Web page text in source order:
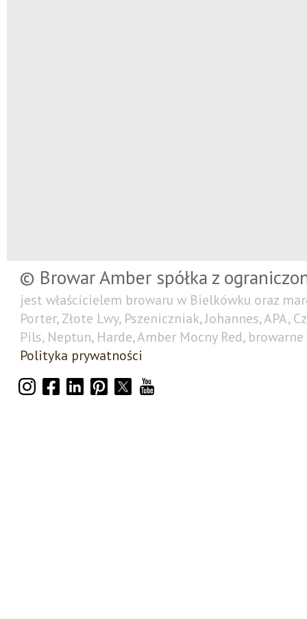
© Browar Amber spółka z
jest właścicielem browaru w Bielkówku oraz
Porter, Złote Lwy, Pszeniczniak, Johannes, APA,
Pils, Neptun, Harde, Amber Mocny Red,
Polityka prywatności